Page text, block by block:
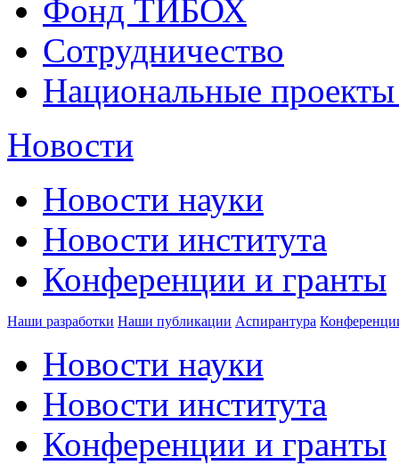
Фонд ТИБОХ
Сотрудничество
Национальные
Новости
Новости науки
Новости института
Конференции и гранты
Наши разработки Наши публикации Аспирантура
Новости науки
Новости института
Конференции и гранты